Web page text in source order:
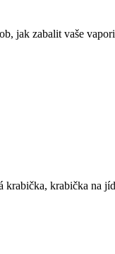
jak zabalit vaše
krabička na